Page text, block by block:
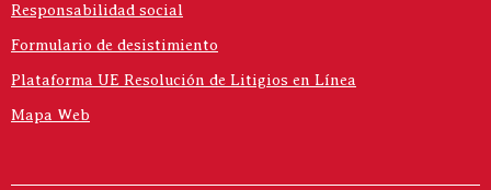
Responsabilidad social
Formulario de desistimiento
Plataforma UE Resolución de Litigios en Línea
Mapa Web